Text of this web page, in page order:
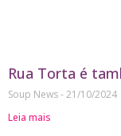
Rua Torta é
Soup News 21/10/2024
Leia mais